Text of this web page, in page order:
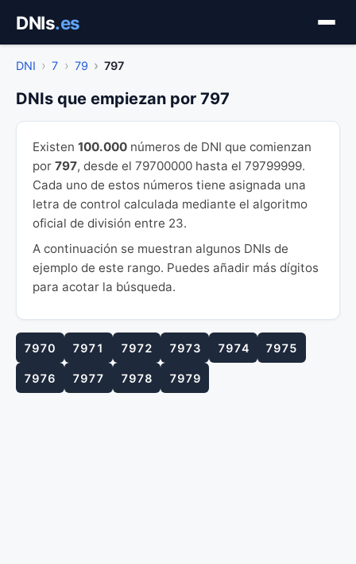
contenido
DNIs.es
DNI 7 79 797
DNIs que empiezan por 797
Existen 100.000 números de DNI que comienzan
por 797, desde el 79700000 hasta el 79799999.
Cada uno de estos números tiene asignada una
letra de control calculada mediante el algoritmo
oficial de división entre 23.
A continuación se muestran algunos DNIs de
ejemplo de este rango. Puedes añadir más dígitos
para acotar la búsqueda.
7970 7971 7972 7973 7974 7975
7976 7977 7978 7979